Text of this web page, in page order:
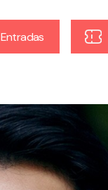
Entradas